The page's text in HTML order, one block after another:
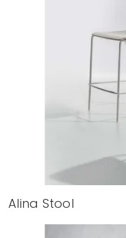
Alina Stool